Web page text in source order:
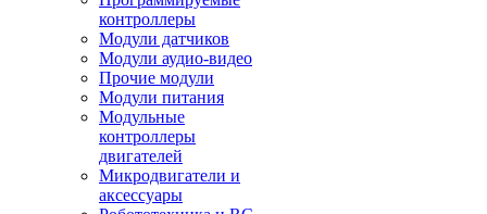
контроллеры
Модули датчиков
Модули аудио-видео
Прочие модули
Модули питания
Модульные
контроллеры
двигателей
Микродвигатели и
аксессуары